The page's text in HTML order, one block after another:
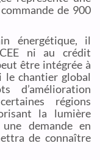
de 900
énergétique, il
ni au crédit
être intégrée à
le chantier global
d’amélioration
régions
la lumière
demande en
de connaître